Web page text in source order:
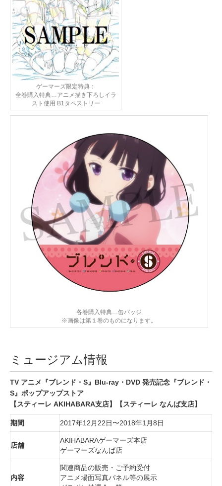
ゲーマーズ限定特典：
全巻購入特典…アニメ描き下ろしイラ
スト使用 B1タペストリー
各巻購入特典…缶バッジ
※画像は第１巻のものになります。
ミュージアム情報
TV アニメ『ブレンド・S』Blu-ray・DVD 発売記念『ブレンド・
S』ポップアップストア
【スティーレ AKIHABARA支店】【スティーレ なんば支店】
期間 2017年12月22日〜2018年1月8日
店舗
AKIHABARAゲーマーズ本店
ゲーマーズなんば店
内容
関連商品の販売・ご予約受付
アニメ場面写真パネル等の展示